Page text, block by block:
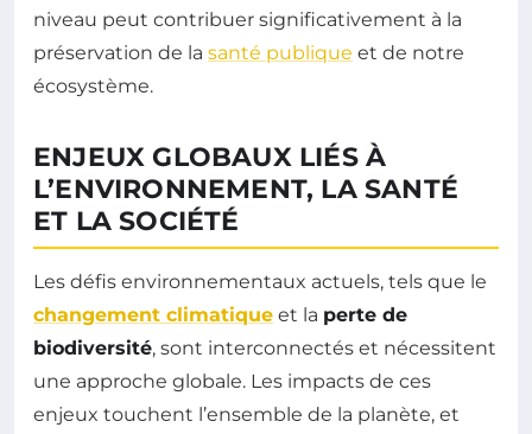
niveau peut contribuer significativement à la
préservation de la santé publique et de notre
écosystème.
ENJEUX GLOBAUX LIÉS À
L’ENVIRONNEMENT, LA SANTÉ
ET LA SOCIÉTÉ
Les défis environnementaux actuels, tels que le
changement climatique et la perte de
biodiversité, sont interconnectés et nécessitent
une approche globale. Les impacts de ces
enjeux touchent l’ensemble de la planète, et